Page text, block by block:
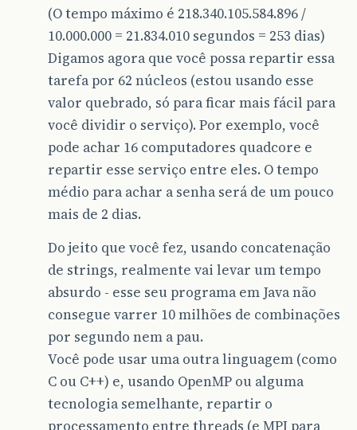
(O tempo máximo é 218.340.105.584.896 /
10.000.000 = 21.834.010 segundos = 253 dias)
Digamos agora que você possa repartir essa
tarefa por 62 núcleos (estou usando esse
valor quebrado, só para ficar mais fácil para
você dividir o serviço). Por exemplo, você
pode achar 16 computadores quadcore e
repartir esse serviço entre eles. O tempo
médio para achar a senha será de um pouco
mais de 2 dias.
Do jeito que você fez, usando concatenação
de strings, realmente vai levar um tempo
absurdo - esse seu programa em Java não
consegue varrer 10 milhões de combinações
por segundo nem a pau.
Você pode usar uma outra linguagem (como
C ou C++) e, usando OpenMP ou alguma
tecnologia semelhante, repartir o
processamento entre threads (e MPI para